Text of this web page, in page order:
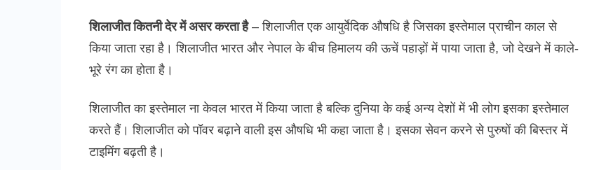
शिलाजीत कितनी देर में असर करता है– शिलाजीत एक आयुर्वेदिक औषधि है जिसका इस्तेमाल प्राचीन काल से
किया जाता रहा है। शिलाजीत भारत और नेपाल के बीच हिमालय की ऊचें पहाड़ों में पाया जाता है, जो देखने में काले-
भूरे रंग का होता है।
शिलाजीत का इस्तेमाल ना केवल भारत में किया जाता है बल्कि दुनिया के कई अन्य देशों में भी लोग इसका इस्तेमाल
करते हैं। शिलाजीत को पॉवर बढ़ाने वाली इस औषधि भी कहा जाता है। इसका सेवन करने से पुरुषों की बिस्तर में
टाइमिंग बढ़ती है।